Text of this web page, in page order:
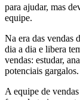
para ajudar, mas
equipe.
Na era das vendas
dia a dia e libera
vendas: estudar,
potenciais gargalos.
A equipe de